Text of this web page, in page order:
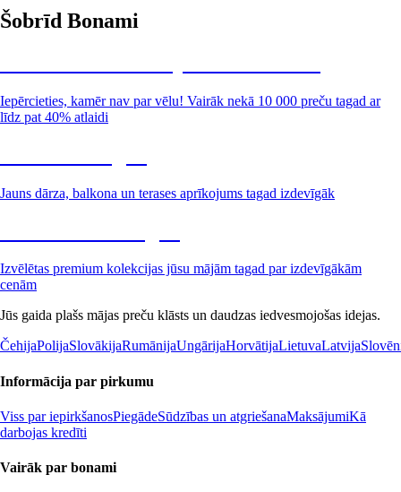
Šobrīd Bonami
Iepērcieties, kamēr nav par vēlu! Vairāk nekā 10 000 preču tagad ar
līdz pat 40% atlaidi
Jauns dārza, balkona un terases aprīkojums tagad izdevīgāk
Izvēlētas premium kolekcijas jūsu mājām tagad par izdevīgākām
cenām
Jūs gaida plašs mājas preču klāsts un daudzas iedvesmojošas idejas.
ČehijaPolijaSlovākijaRumānijaUngārijaHorvātijaLietuvaLatvija
Informācija par pirkumu
Viss par iepirkšanosPiegādeSūdzības un atgriešanaMaksājumiKā
darbojas kredīti
Vairāk par bonami